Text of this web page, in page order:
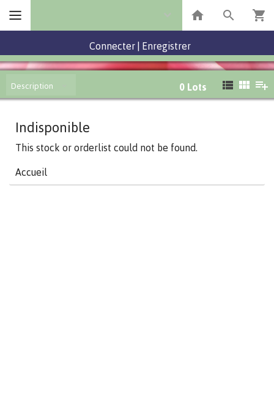
Connecter Enregistrer
Description 0 Lots
Indisponible
This stock or orderlist could not be found.
Accueil